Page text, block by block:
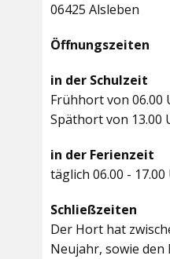
06425 Alsleben
Öffnungszeiten
in der Schulzeit
Frühhort von 06.00
Späthort von 13.00
in der Ferienzeit
täglich 06.00 -
Schließzeiten
Der Hort hat
Neujahr, sowie den